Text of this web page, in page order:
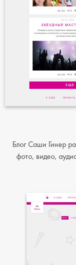
Блог Саши Гинер
фото, видео,